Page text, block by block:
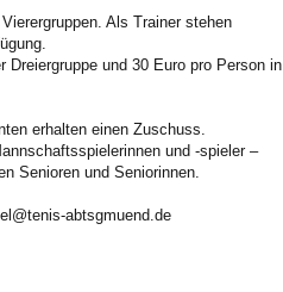
Als Trainer stehen
Dreiergruppe und 30 Euro pro Person in
erhalten einen Zuschuss.
und -spieler –
Senioren und Seniorinnen.
abtsgmuend.de